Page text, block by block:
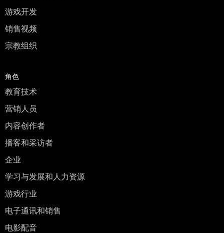
游戏开发
销售视频
宗教组织
角色
教育技术
营销人员
内容创作者
播客和采访者
企业
学习与发展和人力资源
游戏行业
电子通讯和销售
电影配音